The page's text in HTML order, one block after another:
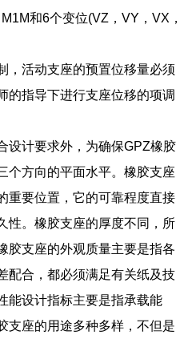
和6个变位(VZ，VY，VX，
，活动支座的预置位移量必须
的指导下进行支座位移的项调
设计要求外，为确保GPZ橡胶
个方向的平面水平。橡胶支座
重要位置，它的可靠程度直接
性。橡胶支座的厚度不同，所
胶支座的外观质量主要是指各
配合，都必须满足有关纸及技
能设计指标主要是指承载能
支座的用途多种多样，不但是